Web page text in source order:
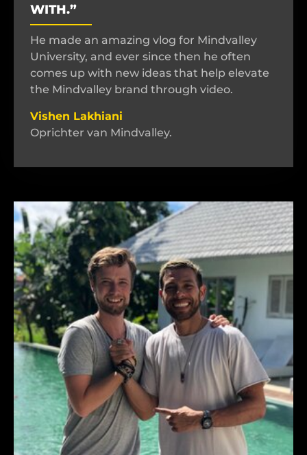
WITH.”
He made an amazing vlog for Mindvalley
University, and ever since then he often
comes up with new ideas that help elevate
the Mindvalley brand through video.
Vishen Lakhiani
Oprichter van Mindvalley.